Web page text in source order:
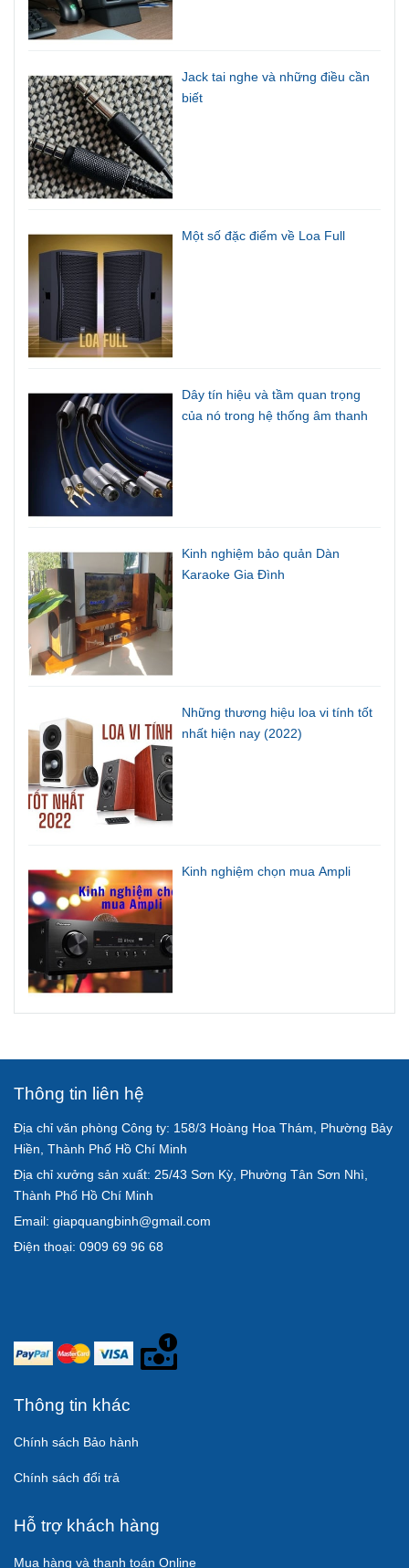
Jack tai nghe và những điều cần
biết
Một số đặc điểm về Loa Full
Dây tín hiệu và tầm quan trọng
của nó trong hệ thống âm thanh
Kinh nghiệm bảo quản Dàn
Karaoke Gia Đình
Những thương hiệu loa vi tính tốt
nhất hiện nay (2022)
Kinh nghiệm chọn mua Ampli
Thông tin liên hệ
Địa chỉ văn phòng Công ty: 158/3 Hoàng Hoa Thám, Phường Bảy
Hiền, Thành Phố Hồ Chí Minh
Địa chỉ xưởng sản xuất: 25/43 Sơn Kỳ, Phường Tân Sơn Nhì,
Thành Phố Hồ Chí Minh
Email: giapquangbinh@gmail.com
Điện thoại: 0909 69 96 68
Thông tin khác
Chính sách Bảo hành
Chính sách đổi trả
Hỗ trợ khách hàng
Mua hàng và thanh toán Online